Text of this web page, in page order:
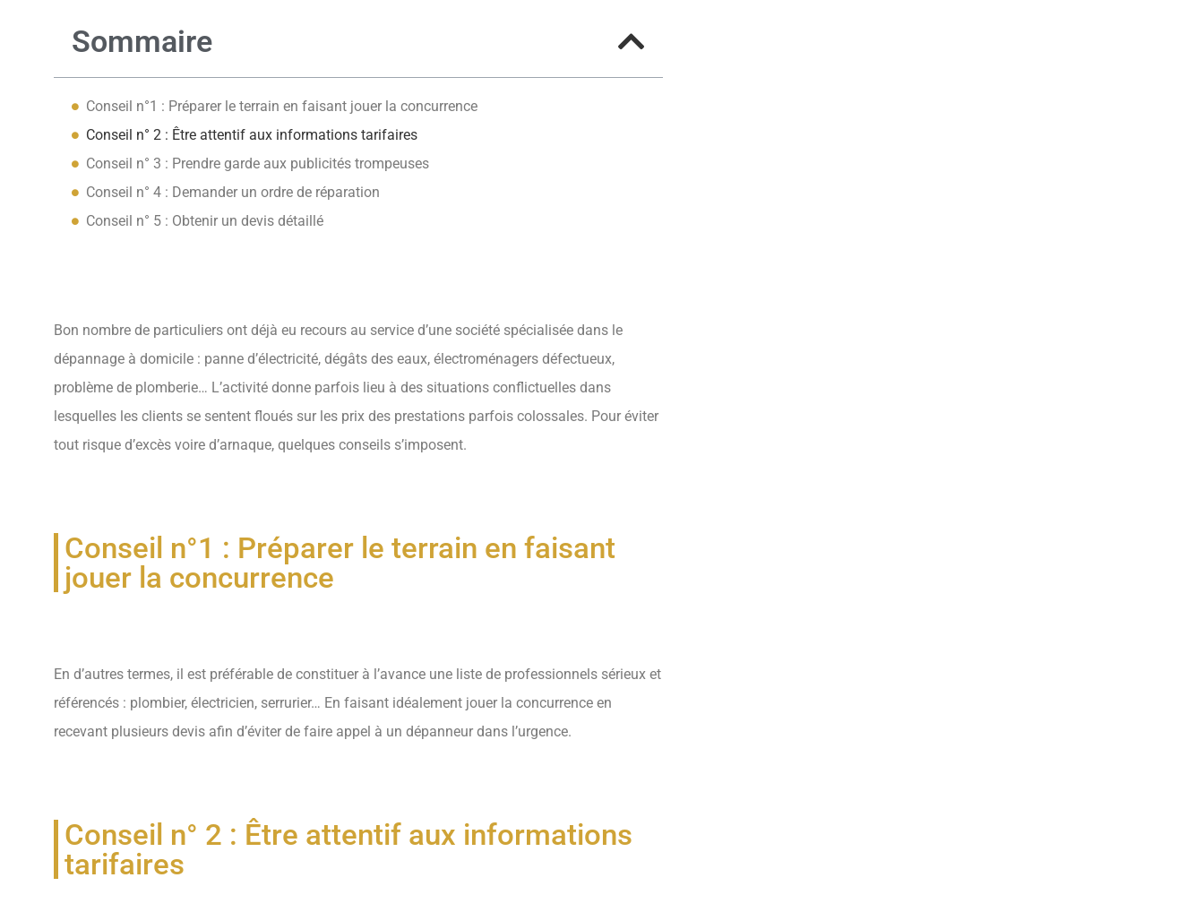
Sommaire
Conseil n°1 : Préparer le terrain en faisant jouer la concurrence
Conseil n° 2 : Être attentif aux informations tarifaires
Conseil n° 3 : Prendre garde aux publicités trompeuses
Conseil n° 4 : Demander un ordre de réparation
Conseil n° 5 : Obtenir un devis détaillé
Bon nombre de particuliers ont déjà eu recours au service d’une société spécialisée dans le
dépannage à domicile : panne d’électricité, dégâts des eaux, électroménagers défectueux,
problème de plomberie… L’activité donne parfois lieu à des situations conflictuelles dans
lesquelles les clients se sentent floués sur les prix des prestations parfois colossales. Pour éviter
tout risque d’excès voire d’arnaque, quelques conseils s’imposent.
Conseil n°1 : Préparer le terrain en faisant
jouer la concurrence
En d’autres termes, il est préférable de constituer à l’avance une liste de professionnels sérieux et
référencés : plombier, électricien, serrurier… En faisant idéalement jouer la concurrence en
recevant plusieurs devis afin d’éviter de faire appel à un dépanneur dans l’urgence.
Conseil n° 2 : Être attentif aux informations
tarifaires